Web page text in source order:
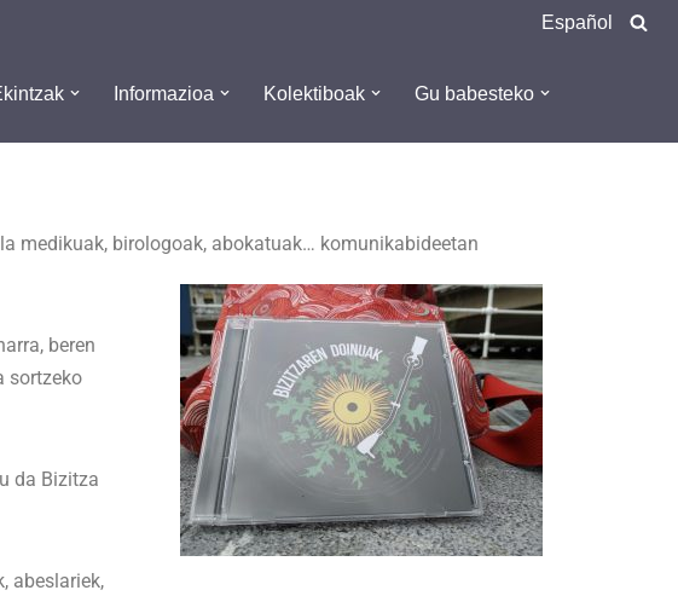
Español
Informazioa Kolektiboak Gu babesteko
medikuak, birologoak, abokatuak… komunikabideetan
beren
sortzeko
da Bizitza
abeslariek,